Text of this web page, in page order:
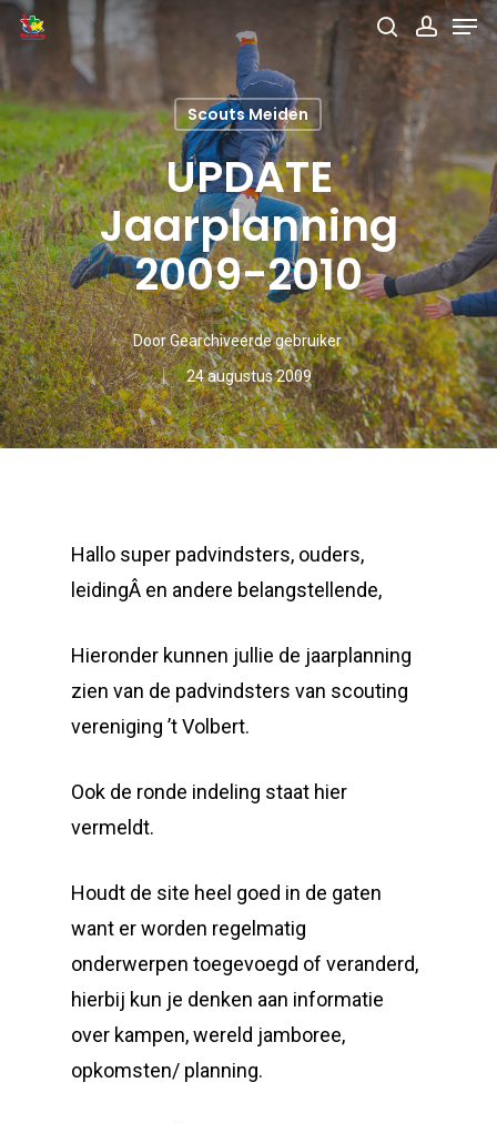
Skip
main
content
search
Scouts Meiden
UPDATE
Jaarplanning
2009-2010
DoorGearchiveerde gebruiker
24 augustus 2009
Hallo super padvindsters, ouders,
leidingÂ en andere belangstellende,
Hieronder kunnen jullie de jaarplanning
zien van de padvindsters van scouting
vereniging ’t Volbert.
Ook de ronde indeling staat hier
vermeldt.
Houdt de site heel goed in de gaten
want er worden regelmatig
onderwerpen toegevoegd of veranderd,
hierbij kun je denken aan informatie
over kampen, wereld jamboree,
opkomsten/ planning.